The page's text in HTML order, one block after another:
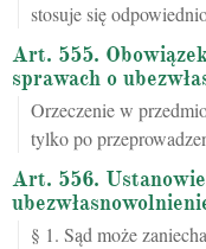
stosuje się
Art. 555.
sprawach o
Orzeczenie w
tylko po
Art. 556.
§ 1. Sąd może